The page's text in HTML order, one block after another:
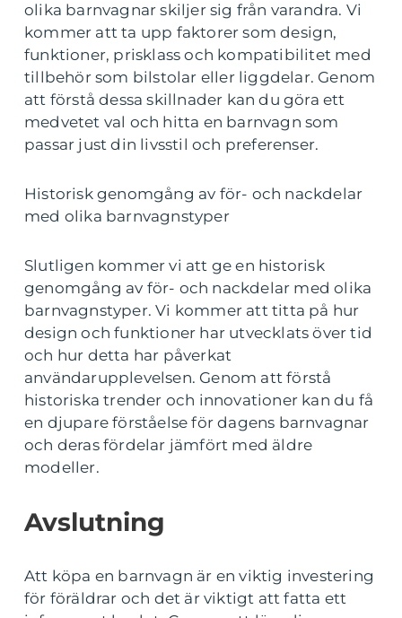
olika barnvagnar skiljer sig från varandra. Vi
kommer att ta upp faktorer som design,
funktioner, prisklass och kompatibilitet med
tillbehör som bilstolar eller liggdelar. Genom
att förstå dessa skillnader kan du göra ett
medvetet val och hitta en barnvagn som
passar just din livsstil och preferenser.
Historisk genomgång av för- och nackdelar
med olika barnvagnstyper
Slutligen kommer vi att ge en historisk
genomgång av för- och nackdelar med olika
barnvagnstyper. Vi kommer att titta på hur
design och funktioner har utvecklats över tid
och hur detta har påverkat
användarupplevelsen. Genom att förstå
historiska trender och innovationer kan du få
en djupare förståelse för dagens barnvagnar
och deras fördelar jämfört med äldre
modeller.
Avslutning
Att köpa en barnvagn är en viktig investering
för föräldrar och det är viktigt att fatta ett